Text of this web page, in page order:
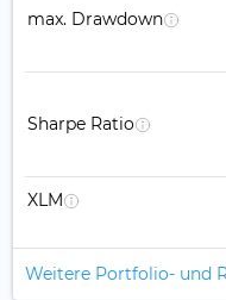
max. Drawdown
Sharpe Ratio
XLM
Weitere Portfolio- und